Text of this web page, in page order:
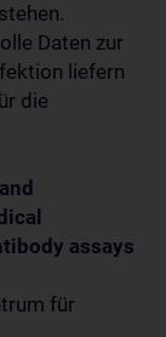
Daten zur
liefern
die
assays
für